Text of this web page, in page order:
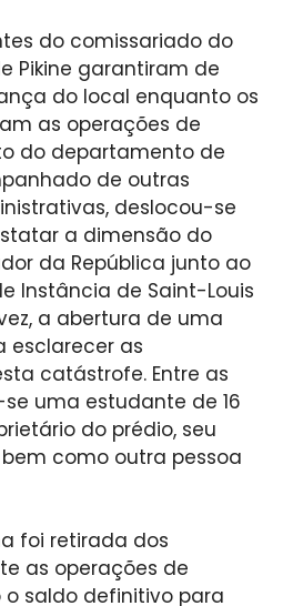
do comissariado do
Pikine garantiram de
do local enquanto os
as operações de
do departamento de
de outras
deslocou-se
a dimensão do
da República junto ao
Instância de Saint-Louis
a abertura de uma
esclarecer as
catástrofe. Entre as
uma estudante de 16
do prédio, seu
bem como outra pessoa
foi retirada dos
as operações de
o saldo definitivo para